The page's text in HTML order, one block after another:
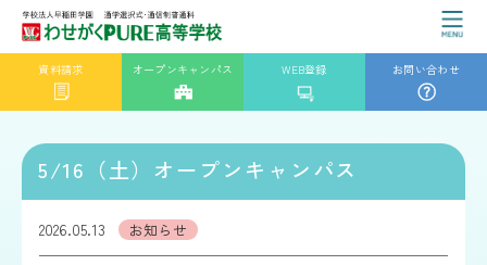
資料請求 オープンキャンパス WEB登録 お問い合わせ
5/16（土）オープンキャンパス
2026.05.13 お知らせ